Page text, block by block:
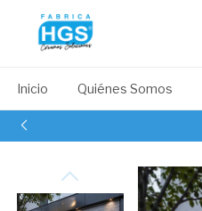
Inicio Quiénes Somos